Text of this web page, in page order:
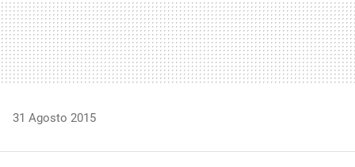
31 Agosto 2015